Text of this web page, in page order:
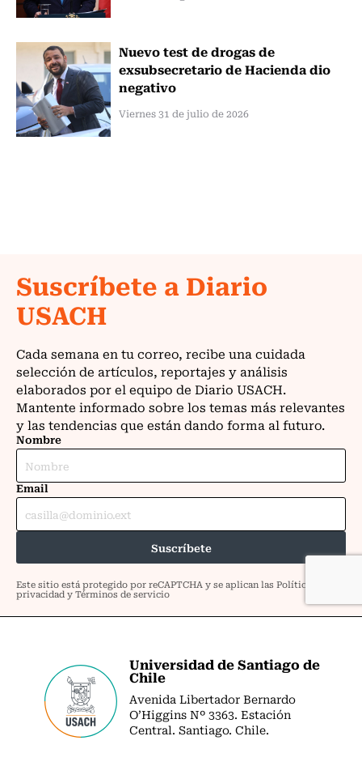
Nuevo test de drogas de
exsubsecretario de Hacienda dio
negativo
Viernes 31 de julio de 2026
Universidad de Santiago de
Chile
Avenida Libertador Bernardo
O’Higgins Nº 3363. Estación
Central. Santiago. Chile.